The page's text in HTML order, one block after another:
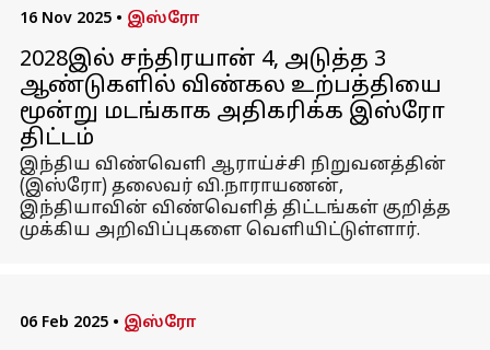
16 Nov 2025 • இஸ்ரோ
2028இல் சந்திரயான் 4, அடுத்த 3
ஆண்டுகளில் விண்கல உற்பத்தியை
மூன்று மடங்காக அதிகரிக்க இஸ்ரோ
திட்டம்
இந்திய விண்வெளி ஆராய்ச்சி நிறுவனத்தின்
(இஸ்ரோ) தலைவர் வி.நாராயணன்,
இந்தியாவின் விண்வெளித் திட்டங்கள் குறித்த
முக்கிய அறிவிப்புகளை வெளியிட்டுள்ளார்.
06 Feb 2025 • இஸ்ரோ